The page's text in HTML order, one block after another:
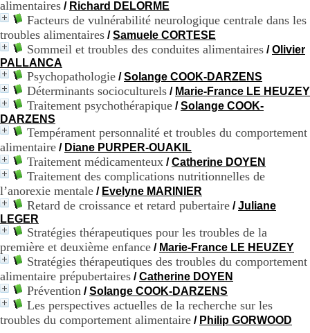
alimentaires / Richard DELORME
Facteurs de vulnérabilité neurologique centrale dans les
troubles alimentaires /Samuele CORTESE
Sommeil et troubles des conduites alimentaires /Olivier
PALLANCA
Psychopathologie /Solange COOK-DARZENS
Déterminants socioculturels / Marie-France LE HEUZEY
Traitement psychothérapique /Solange COOK-
DARZENS
Tempérament personnalité et troubles du comportement
alimentaire / Diane PURPER-OUAKIL
Traitement médicamenteux /Catherine DOYEN
Traitement des complications nutritionnelles de
l’anorexie mentale / Evelyne MARINIER
Retard de croissance et retard pubertaire /Juliane
LEGER
Stratégies thérapeutiques pour les troubles de la
première et deuxième enfance / Marie-France LE HEUZEY
Stratégies thérapeutiques des troubles du comportement
alimentaire prépubertaires /Catherine DOYEN
Prévention /Solange COOK-DARZENS
Les perspectives actuelles de la recherche sur les
troubles du comportement alimentaire / Philip GORWOOD
r
e
s
:
u
n
d
u
V
e
n
d
r
i
:
9
h
0
0
2